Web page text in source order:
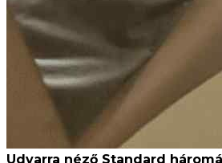
Udvarra néző Standard